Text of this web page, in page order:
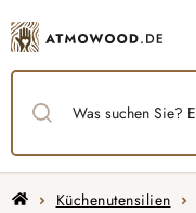
Inhalt
springen
StartseiteKüchenutensilien